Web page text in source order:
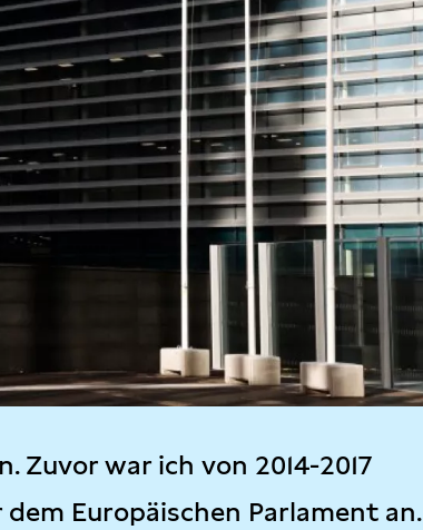
Zuvor war ich von 2014-2017
Europäischen Parlament an.